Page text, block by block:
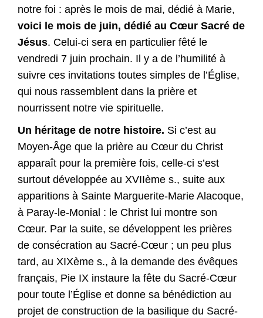
notre foi : après le mois de mai, dédié à Marie,
voici le mois de juin, dédié au Cœur Sacré de
Jésus. Celui-ci sera en particulier fêté le
vendredi 7 juin prochain. Il y a de l’humilité à
suivre ces invitations toutes simples de l’Église,
qui nous rassemblent dans la prière et
nourrissent notre vie spirituelle.
Un héritage de notre histoire. Si c’est au
Moyen-Âge que la prière au Cœur du Christ
apparaît pour la première fois, celle-ci s’est
surtout développée au XVIIème s., suite aux
apparitions à Sainte Marguerite-Marie Alacoque,
à Paray-le-Monial : le Christ lui montre son
Cœur. Par la suite, se développent les prières
de consécration au Sacré-Cœur ; un peu plus
tard, au XIXème s., à la demande des évêques
français, Pie IX instaure la fête du Sacré-Cœur
pour toute l’Église et donne sa bénédiction au
projet de construction de la basilique du Sacré-